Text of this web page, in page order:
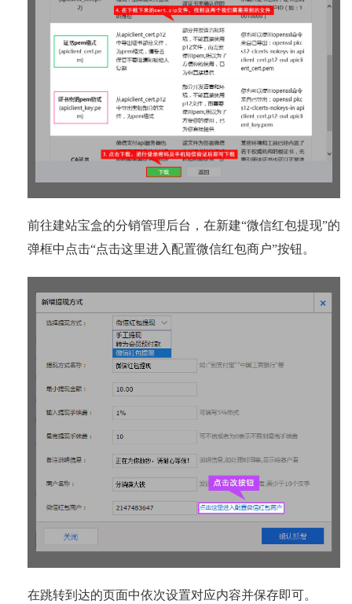
前往建站宝盒的分销管理后台，在新建“微信红包提现”的
弹框中点击“点击这里进入配置微信红包商户”按钮。
在跳转到达的页面中依次设置对应内容并保存即可。